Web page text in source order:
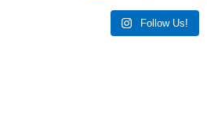
Follow Us!